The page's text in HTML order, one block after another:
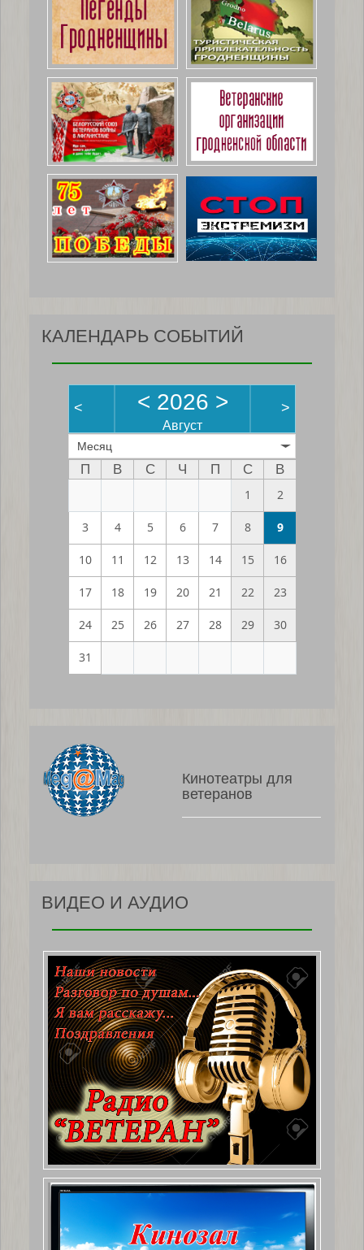
КАЛЕНДАРЬ СОБЫТИЙ
< < 2026 >
Август
>
Месяц
П В С Ч П С
В
1
2
3 4 5 6 7 8 9
10 11 12 13 14 15 16
17 18 19 20 21 22 23
24 25 26 27 28 29 30
31
Кинотеатры для
ветеранов
ВИДЕО И АУДИО